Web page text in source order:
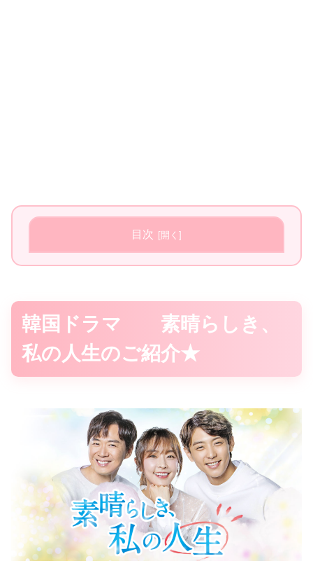
目次
韓国ドラマ 素晴らしき、
私の人生のご紹介★